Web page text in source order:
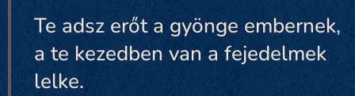
Te adsz erőt a gyönge embernek,
a te kezedben van a fejedelmek
lelke.